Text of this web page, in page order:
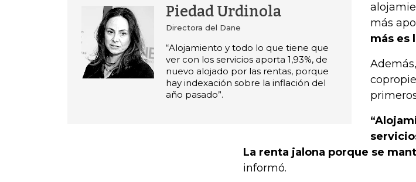
Piedad Urdinola
Directora del Dane
“Alojamiento y todo lo que tiene que
ver con los servicios aporta 1,93%, de
nuevo alojado por las rentas, porque
hay indexación sobre la inflación del
año pasado”.
más
más es
La renta jalona porque se
informó.